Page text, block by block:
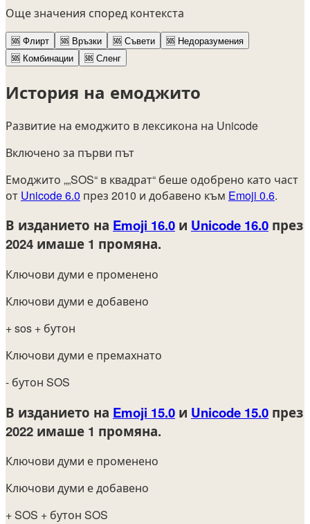
Още значения според контекста
🆘 Флирт 🆘 Връзки 🆘 Съвети 🆘 Недоразумения
🆘 Комбинации 🆘 Сленг
История на емоджито
Развитие на емоджито в лексикона на Unicode
Включено за първи път
Емоджито „„SOS“ в квадрат“ беше одобрено като част
от Unicode 6.0 през 2010 и добавено към Emoji 0.6.
В изданието на Emoji 16.0 и Unicode 16.0 през
2024 имаше 1 промяна.
Ключови думи е променено
Ключови думи е добавено
+ sos + бутон
Ключови думи е премахнато
- бутон SOS
В изданието на Emoji 15.0 и Unicode 15.0 през
2022 имаше 1 промяна.
Ключови думи е променено
Ключови думи е добавено
+ SOS + бутон SOS